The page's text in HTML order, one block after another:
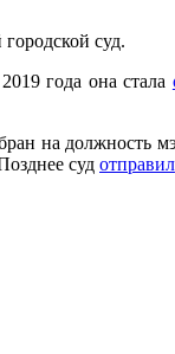
суд.
года она стала
на должность
суд отправил